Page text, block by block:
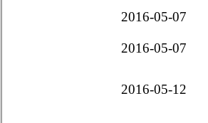
2016-05-07
2016-05-07
2016-05-12